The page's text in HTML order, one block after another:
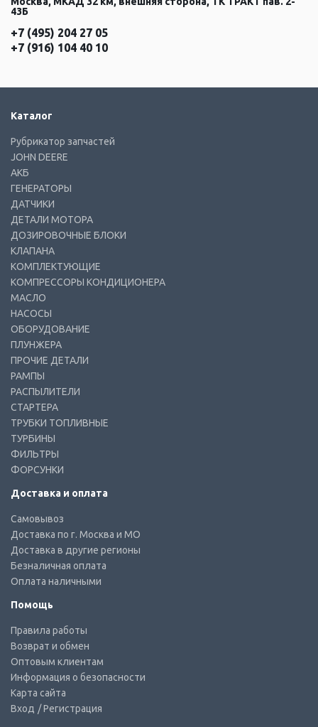
43Б
+7 (495) 204 27 05
+7 (916) 104 40 10
Каталог
Рубрикатор запчастей
JOHN DEERE
АКБ
ГЕНЕРАТОРЫ
ДАТЧИКИ
ДЕТАЛИ МОТОРА
ДОЗИРОВОЧНЫЕ БЛОКИ
КЛАПАНА
КОМПЛЕКТУЮЩИЕ
КОМПРЕССОРЫ КОНДИЦИОНЕРА
МАСЛО
НАСОСЫ
ОБОРУДОВАНИЕ
ПЛУНЖЕРА
ПРОЧИЕ ДЕТАЛИ
РАМПЫ
РАСПЫЛИТЕЛИ
СТАРТЕРА
ТРУБКИ ТОПЛИВНЫЕ
ТУРБИНЫ
ФИЛЬТРЫ
ФОРСУНКИ
Доставка и оплата
Самовывоз
Доставка по г. Москва и МО
Доставка в другие регионы
Безналичная оплата
Оплата наличными
Помощь
Правила работы
Возврат и обмен
Оптовым клиентам
Информация о безопасности
Карта сайта
Вход / Регистрация